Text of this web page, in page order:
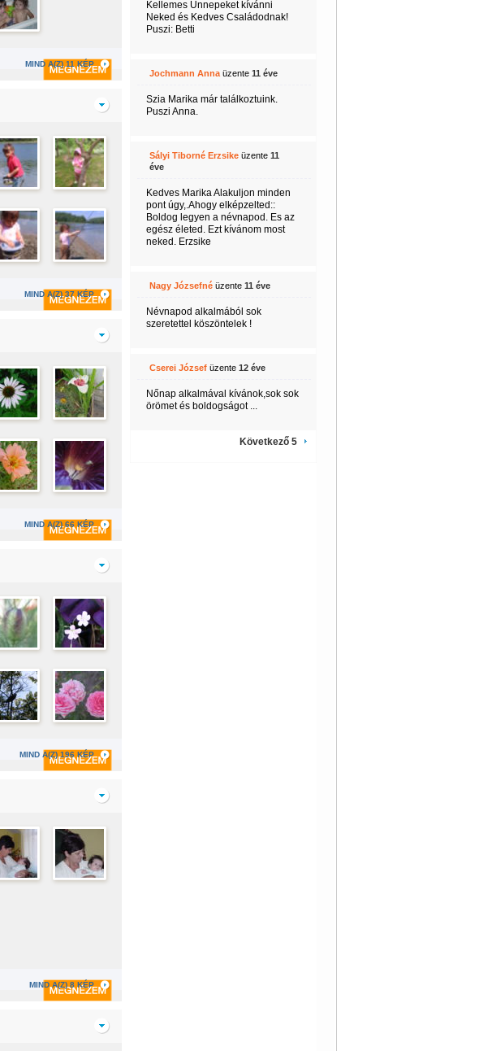
MIND A(Z) 11 KÉP
MIND A(Z) 37 KÉP
MIND A(Z) 66 KÉP
MIND A(Z) 196 KÉP
MIND A(Z) 8 KÉP
Kellemes Ünnepeket kívánni
Neked és Kedves Családodnak!
Puszi: Betti
Jochmann Annaüzente 11 éve
Szia Marika már találkoztuink.
Puszi Anna.
Sályi Tiborné Erzsikeüzente 11
éve
Kedves Marika Alakuljon minden
pont úgy,.Ahogy elképzelted::
Boldog legyen a névnapod. Es az
egész életed. Ezt kívánom most
neked. Erzsike
Nagy Józsefnéüzente 11 éve
Névnapod alkalmából sok
szeretettel köszöntelek !
Cserei Józsefüzente 12 éve
Nőnap alkalmával kívánok,sok sok
örömet és boldogságot ...
Következő 5